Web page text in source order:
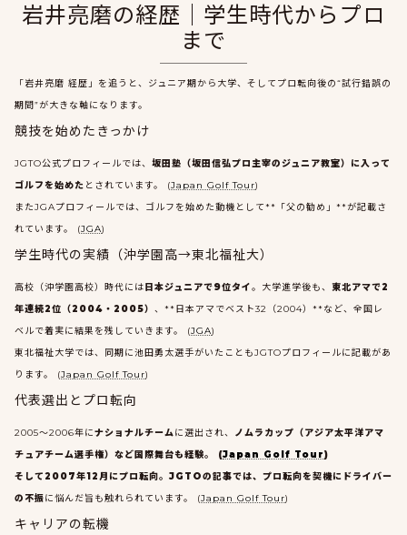
岩井亮磨の経歴｜学生時代からプロ
まで
「岩井亮磨 経歴」を追うと、ジュニア期から大学、そしてプロ転向後の“試行錯誤の
期間”が大きな軸になります。
競技を始めたきっかけ
JGTO公式プロフィールでは、 坂田塾（坂田信弘プロ主宰のジュニア教室）に入って
ゴルフを始めた とされています。 (Japan Golf Tour)
またJGAプロフィールでは、ゴルフを始めた動機として**「父の勧め」**が記載さ
れています。 (JGA)
学生時代の実績（沖学園高→東北福祉大）
高校（沖学園高校）時代には日本ジュニアで9位タイ。大学進学後も、 東北アマで2
年連続2位（2004・2005） 、**日本アマでベスト32（2004）**など、全国レ
ベルで着実に結果を残していきます。 (JGA)
東北福祉大学では、同期に池田勇太選手がいたこともJGTOプロフィールに記載があ
ります。 (Japan Golf Tour)
代表選出とプロ転向
2005～2006年にナショナルチームに選出され、 ノムラカップ（アジア太平洋アマ
チュアチーム選手権）など国際舞台も経験。 (Japan Golf Tour)
そして2007年12月にプロ転向。JGTOの記事では、プロ転向を契機にドライバー
の不振に悩んだ旨も触れられています。 (Japan Golf Tour)
キャリアの転機